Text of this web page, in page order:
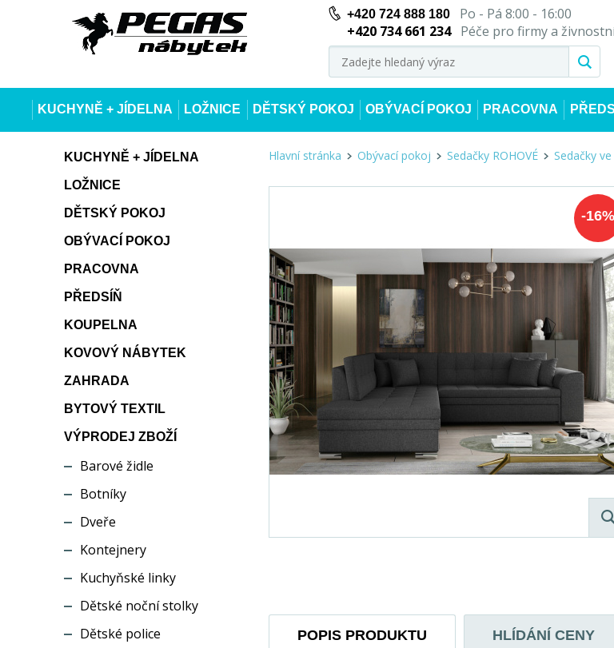
+420 724 888 180Po - Pá 8:00 - 16:00
+420 734 661 234
Péče pro firmy a
KUCHYNĚ + JÍDELNA LOŽNICE DĚTSKÝ POKOJ OBÝVACÍ POKOJ PRACOVNA
KUCHYNĚ + JÍDELNA
LOŽNICE
DĚTSKÝ POKOJ
OBÝVACÍ POKOJ
PRACOVNA
PŘEDSÍŇ
KOUPELNA
KOVOVÝ NÁBYTEK
ZAHRADA
BYTOVÝ TEXTIL
VÝPRODEJ ZBOŽÍ
Barové židle
Botníky
Dveře
Kontejnery
Kuchyňské linky
Dětské noční stolky
Dětské police
Hlavní stránka Obývací pokoj Sedačky ROHOVÉ Sedačky
-16%
POPIS PRODUKTU HLÍDÁNÍ CENY